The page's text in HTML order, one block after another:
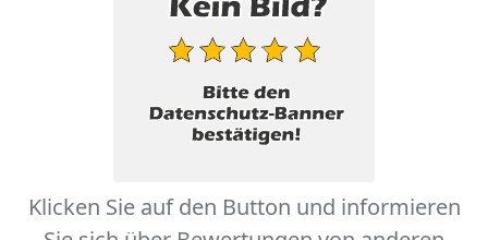
Klicken Sie auf den Button und informieren